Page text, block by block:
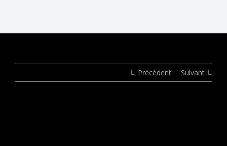
Précédent Suivant